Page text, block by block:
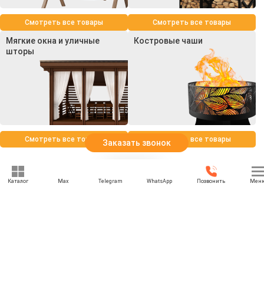
Смотреть все товары Смотреть все товары
Мягкие окна и уличные
шторы
Смотреть все товары
Костровые чаши
Смотреть все товары
Заказать звонок
Каталог Max Telegram WhatsApp Позвонить